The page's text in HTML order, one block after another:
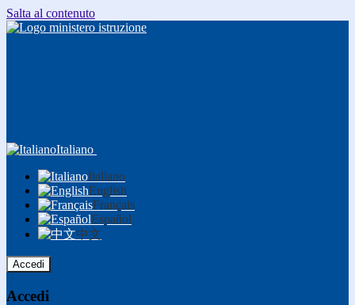
Salta al contenuto
Italiano
Italiano
English
Français
Español
中文
Accedi
Accedi